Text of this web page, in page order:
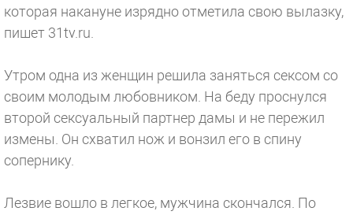
которая накануне изрядно отметила свою вылазку,
пишет 31tv.ru.
Утром одна из женщин решила заняться сексом со
своим молодым любовником. На беду проснулся
второй сексуальный партнер дамы и не пережил
измены. Он схватил нож и вонзил его в спину
сопернику.
Лезвие вошло в легкое, мужчина скончался. По